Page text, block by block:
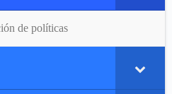
de políticas